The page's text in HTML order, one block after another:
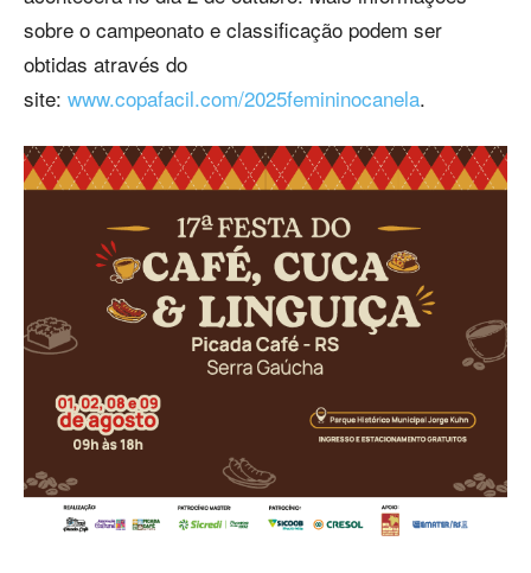
sobre o campeonato e classificação podem ser
obtidas através do
site: www.copafacil.com/2025femininocanela.